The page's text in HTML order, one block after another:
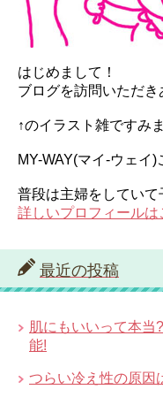
はじめまして！
ブログを訪問いただき
↑のイラスト雑ですみ
MY-WAY(マイ-ウェイ)
普段は主婦をしていて
詳しいプロフィールは
最近の投稿
肌にもいいって本当
能!
つらい冷え性の原因